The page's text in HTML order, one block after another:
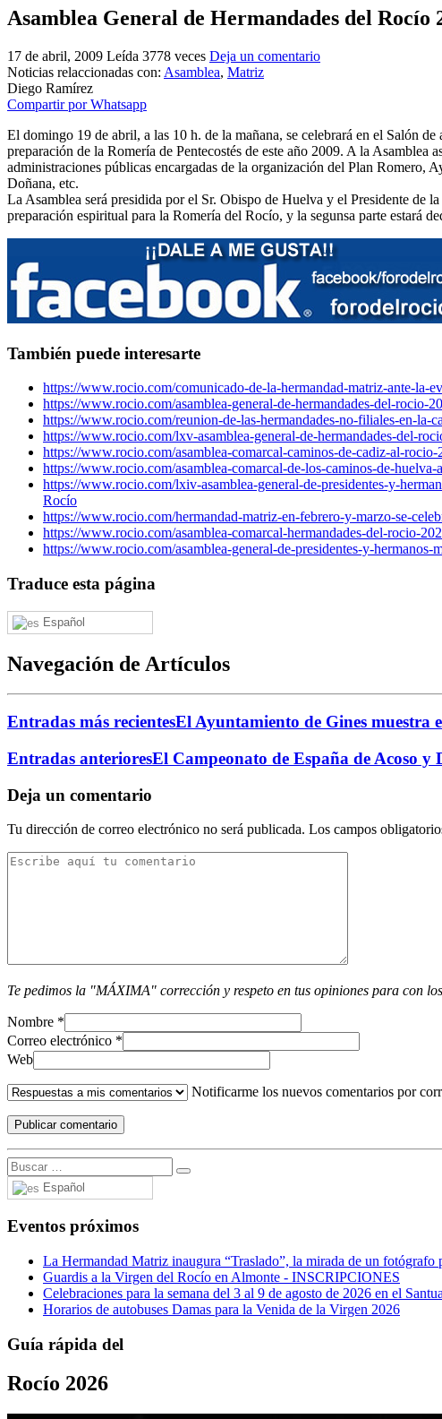
Asamblea General de Hermandades del Rocío
17 de abril, 2009 Leída 3778 veces Deja un comentario
Noticias relaccionadas con: Asamblea, Matriz
Diego Ramírez
Compartir por Whatsapp
El domingo 19 de abril, a las 10 h. de la mañana, se celebrará en el Salón
preparación de la Romería de Pentecostés de este año 2009. A la Asamblea
administraciones públicas encargadas de la organización del Plan
Doñana, etc.
La Asamblea será presidida por el Sr. Obispo de Huelva y el Presidente de
preparación espiritual para la Romería del Rocío, y la segunsa parte estará
También puede interesarte
https://www.rocio.com/comunicado-de-la-hermandad-matriz-ante-la-
https://www.rocio.com/asamblea-general-de-hermandades-del-rocio-
https://www.rocio.com/reunion-de-las-hermandades-no-filiales-en-la-
https://www.rocio.com/lxv-asamblea-general-de-hermandades-del-
https://www.rocio.com/asamblea-comarcal-caminos-de-cadiz-al-rocio-
https://www.rocio.com/asamblea-comarcal-de-los-caminos-de-
https://www.rocio.com/lxiv-asamblea-general-de-presidentes-y-
Rocío
https://www.rocio.com/hermandad-matriz-en-febrero-y-marzo-se-
https://www.rocio.com/asamblea-comarcal-hermandades-del-rocio-
https://www.rocio.com/asamblea-general-de-presidentes-y-hermanos-
Traduce esta página
Español
Navegación de Artículos
Entradas más recientesEl Ayuntamiento de Gines muestra
Entradas anterioresEl Campeonato de España de Acoso y
Deja un comentario
Tu dirección de correo electrónico no será publicada. Los campos
Te pedimos la "MÁXIMA" corrección y respeto en tus opiniones para con
Nombre *
Correo electrónico *
Web
Notificarme los nuevos comentarios por
Español
Eventos próximos
La Hermandad Matriz inaugura “Traslado”, la mirada de un fotógrafo
Guardis a la Virgen del Rocío en Almonte - INSCRIPCIONES
Celebraciones para la semana del 3 al 9 de agosto de 2026 en el
Horarios de autobuses Damas para la Venida de la Virgen 2026
Guía rápida del
Rocío 2026